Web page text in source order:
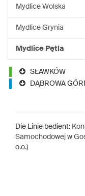
Mydlice Wolska
Mydlice Grynia
Mydlice Pętla
SŁAWKÓW
DĄBROWA
Die Linie bedient:
Samochodowej w
o.o.)